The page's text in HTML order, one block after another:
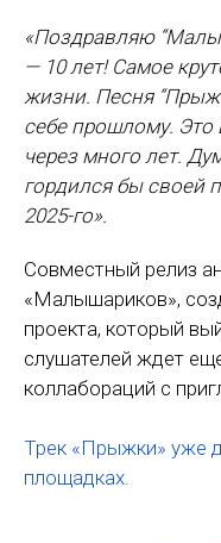
«Поздравляю
— 10 лет! Самое
жизни. Песня
себе прошлому.
через много лет.
гордился бы своей
2025-го».
Совместный релиз
«Малышариков»,
проекта, который
слушателей ждет
коллабораций с
Трек «Прыжки» уже
площадках.